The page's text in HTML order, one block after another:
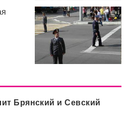
Брянский и Севский